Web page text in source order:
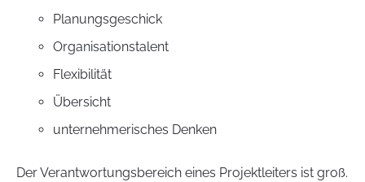
Planungsgeschick
Organisationstalent
Flexibilität
Übersicht
unternehmerisches Denken
Der Verantwortungsbereich eines Projektleiters ist groß.